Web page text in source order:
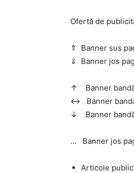
Ofertă de
⇑ Banner sus
⇓ Banner jos
↑ Banner bandă
↔ Banner
↓ Banner bandă
… Banner jos
Articole